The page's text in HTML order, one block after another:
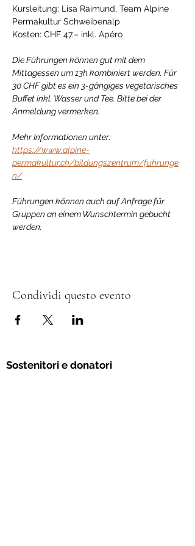
Kursleitung: Lisa Raimund, Team Alpine
Permakultur Schweibenalp
Kosten: CHF 47.– inkl. Apéro
Die Führungen können gut mit dem
Mittagessen um 13h kombiniert werden. Für
30 CHF gibt es ein 3-gängiges vegetarisches
Buffet inkl. Wasser und Tee. Bitte bei der
Anmeldung vermerken.
Mehr Informationen unter:
https://www.alpine-
permakultur.ch/bildungszentrum/fuhrunge
n/
Führungen können auch auf Anfrage für
Gruppen an einem Wunschtermin gebucht
werden.
Condividi questo evento
Sostenitori e donatori